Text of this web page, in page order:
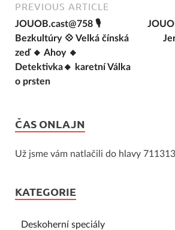
PREVIOUS ARTICLE
JOUOB.cast@758 🎙
Bezkultúry 💠 Velká čínská
zeď 🔸 Ahoy 🔸
Detektivka🔸 karetní Válka
o prsten
ČAS ONLAJN
Už jsme vám natlačili do hlavy
KATEGORIE
Deskoherní speciály